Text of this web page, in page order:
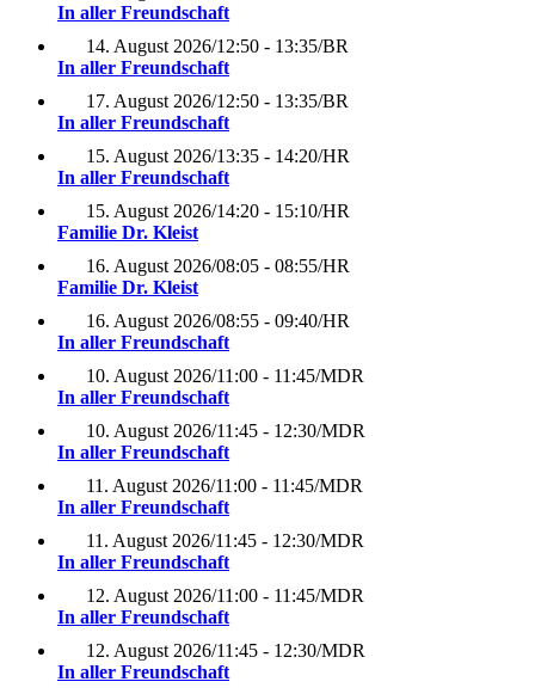
In aller Freundschaft
14. August 2026/12:50 - 13:35/BR
In aller Freundschaft
17. August 2026/12:50 - 13:35/BR
In aller Freundschaft
15. August 2026/13:35 - 14:20/HR
In aller Freundschaft
15. August 2026/14:20 - 15:10/HR
Familie Dr. Kleist
16. August 2026/08:05 - 08:55/HR
Familie Dr. Kleist
16. August 2026/08:55 - 09:40/HR
In aller Freundschaft
10. August 2026/11:00 - 11:45/MDR
In aller Freundschaft
10. August 2026/11:45 - 12:30/MDR
In aller Freundschaft
11. August 2026/11:00 - 11:45/MDR
In aller Freundschaft
11. August 2026/11:45 - 12:30/MDR
In aller Freundschaft
12. August 2026/11:00 - 11:45/MDR
In aller Freundschaft
12. August 2026/11:45 - 12:30/MDR
In aller Freundschaft